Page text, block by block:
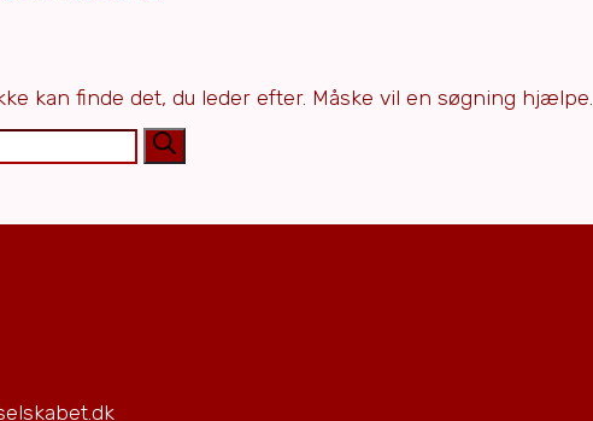
kan finde det, du leder efter. Måske vil en søgning hjælpe.